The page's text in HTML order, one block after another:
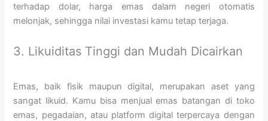
terhadap dolar, harga emas dalam negeri otomatis
melonjak, sehingga nilai investasi kamu tetap terjaga.
3. Likuiditas Tinggi dan Mudah Dicairkan
Emas, baik fisik maupun digital, merupakan aset yang
sangat likuid. Kamu bisa menjual emas batangan di toko
emas, pegadaian, atau platform digital terpercaya dengan